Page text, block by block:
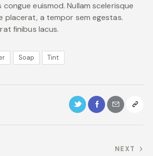
euismod. Nullam scelerisque
placerat, a tempor sem egestas.
finibus lacus.
Soap Tint
NEXT